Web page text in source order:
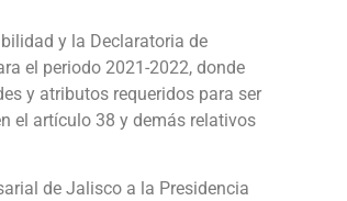
y la Declaratoria de
el periodo 2021-2022, donde
y atributos requeridos para ser
el artículo 38 y demás relativos
de Jalisco a la Presidencia